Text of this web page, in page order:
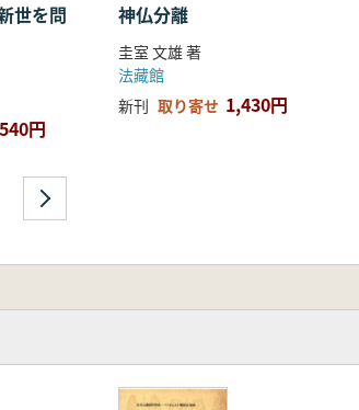
世を問
円
神仏分離
圭室 文雄 著
法藏館
新刊 取り寄せ 1,430円